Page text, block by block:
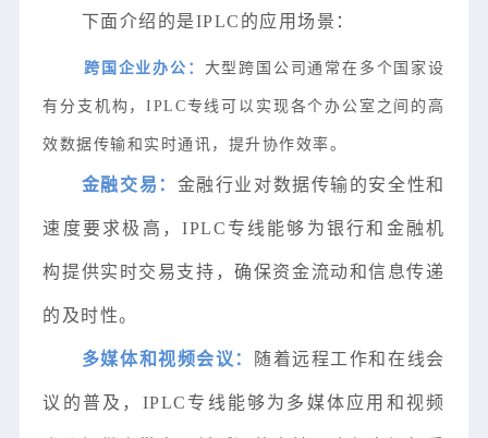
下面介绍的是IPLC的应用场景：
跨国企业办公： 大型跨国公司通常在多个国家设
有分支机构，IPLC专线可以实现各个办公室之间的高
效数据传输和实时通讯，提升协作效率。
金融交易： 金融行业对数据传输的安全性和
速度要求极高，IPLC专线能够为银行和金融机
构提供实时交易支持，确保资金流动和信息传递
的及时性。
多媒体和视频会议： 随着远程工作和在线会
议的普及，IPLC专线能够为多媒体应用和视频